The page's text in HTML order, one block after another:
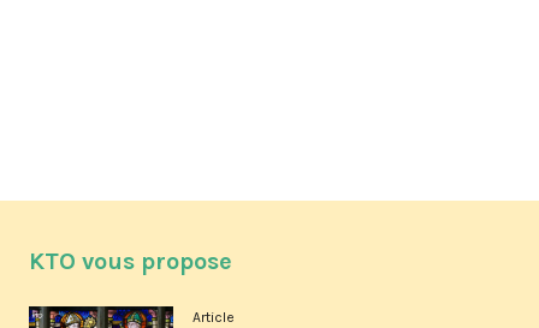
KTO vous propose
Article